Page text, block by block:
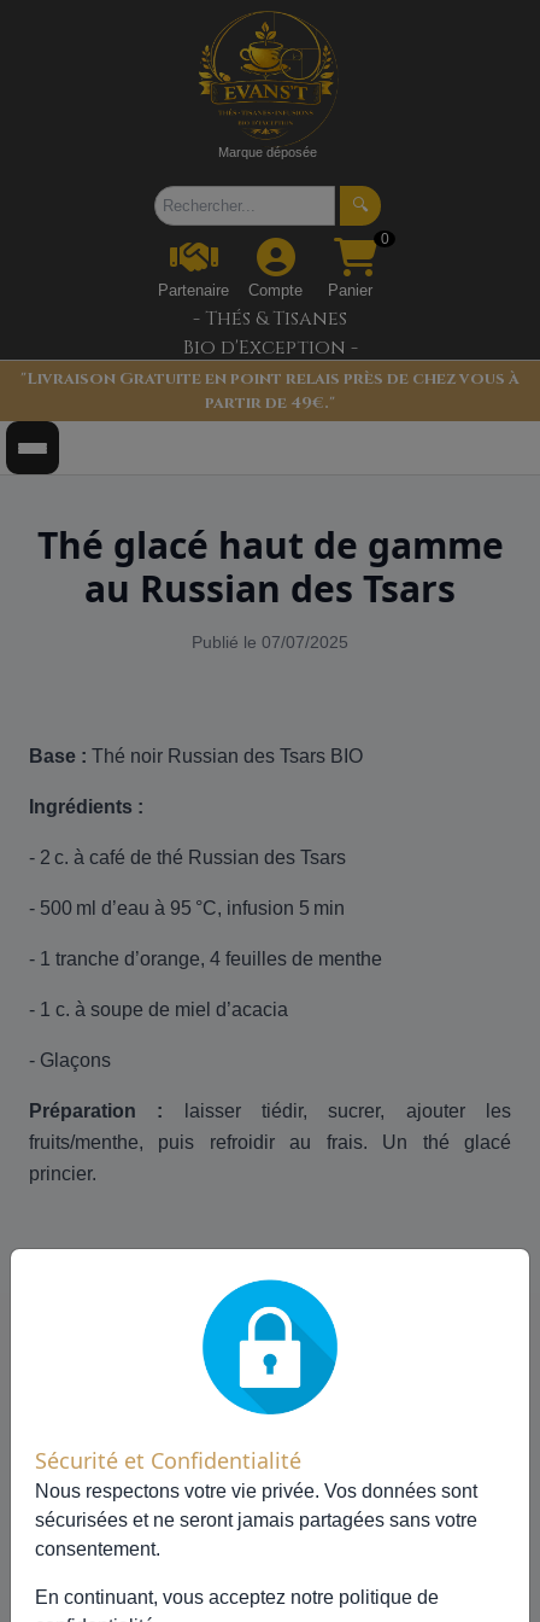
Sécurité et Confidentialité
Nous respectons votre vie privée. Vos données sont
sécurisées et ne seront jamais partagées sans votre
consentement.
En continuant, vous acceptez notre politique de
Marque déposée
🔍
Partenaire Compte
0
Panier
- Thés & Tisanes
Bio d'Exception -
"Livraison Gratuite en point relais près de chez vous à
partir de 49€."
Thé glacé haut de gamme
au Russian des Tsars
Publié le 07/07/2025
Base : Thé noir Russian des Tsars BIO
Ingrédients :
- 2 c. à café de thé Russian des Tsars
- 500 ml d’eau à 95 °C, infusion 5 min
- 1 tranche d’orange, 4 feuilles de menthe
- 1 c. à soupe de miel d’acacia
- Glaçons
Préparation :
laisser tiédir, sucrer, ajouter les
fruits/menthe, puis refroidir au frais. Un thé glacé
princier.
🍰 Autres recettes à découvrir